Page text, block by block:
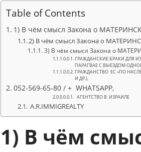
Table of Contents
1) В чём смысл Закона о
2) В чём смысл Закона о
3) В чём смысл Закона о
ГРАЖДАНСКИЕ БРАКИ ДЛЯ
ПАРАГВАЕ С ВЫЕЗДОМ
ГРАЖДАНСТВО ЕC «ПО
И ДР.),
052-569-65-80 / + WHATSAPP,
АГЕНТСТВО В ИЗРАИЛЕ
A.R.IMMIGREALTY
1) В чём